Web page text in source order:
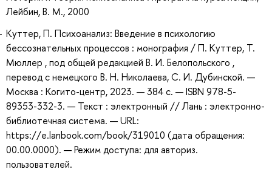
Лейбин, В. М., 2000
Куттер, П. Психоанализ: Введение в психологию
бессознательных процессов : монография / П. Куттер, Т.
Мюллер , под общей редакцией В. И. Белопольского ,
перевод с немецкого В. Н. Николаева, С. И. Дубинской. —
Москва : Когито-центр, 2023. — 384 с. — ISBN 978-5-
89353-332-3. — Текст : электронный // Лань : электронно-
библиотечная система. — URL:
https://e.lanbook.com/book/319010 (дата обращения:
00.00.0000). — Режим доступа: для авториз.
пользователей.